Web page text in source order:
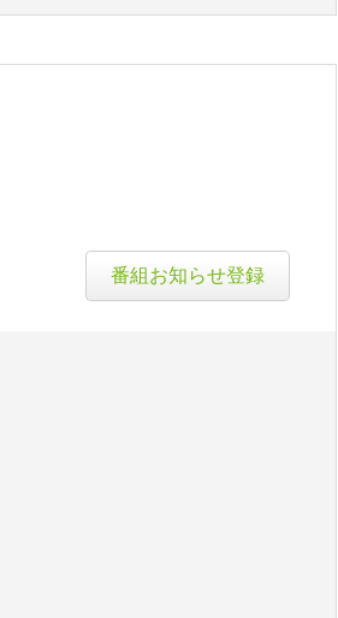
番組お知らせ登録